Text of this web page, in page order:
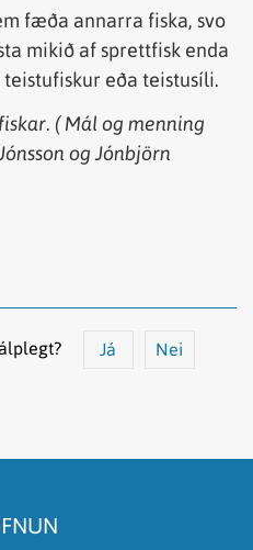
fæða annarra fiska, svo
mikið af sprettfisk enda
eða teistusíli.
( Mál og menning
og Jónbjörn
Já Nei